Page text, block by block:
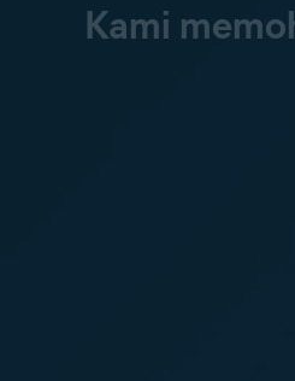
Kami